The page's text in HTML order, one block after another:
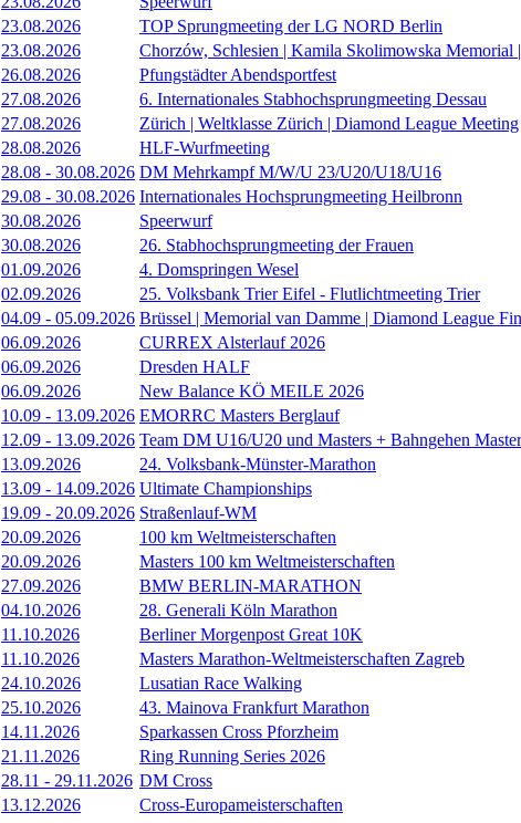
23.08.2026
TOP Sprungmeeting der LG NORD Berlin
23.08.2026
Chorzów, Schlesien | Kamila Skolimowska Memorial
26.08.2026
Pfungstädter Abendsportfest
27.08.2026
6. Internationales Stabhochsprungmeeting Dessau
27.08.2026
Zürich | Weltklasse Zürich | Diamond League Meeting
28.08.2026
HLF-Wurfmeeting
28.08 - 30.08.2026 DM Mehrkampf M/W/U 23/U20/U18/U16
29.08 - 30.08.2026 Internationales Hochsprungmeeting Heilbronn
30.08.2026
Speerwurf
30.08.2026
26. Stabhochsprungmeeting der Frauen
01.09.2026
4. Domspringen Wesel
02.09.2026
25. Volksbank Trier Eifel - Flutlichtmeeting Trier
04.09 - 05.09.2026 Brüssel | Memorial van Damme | Diamond League
06.09.2026
CURREX Alsterlauf 2026
06.09.2026
Dresden HALF
06.09.2026
New Balance KÖ MEILE 2026
10.09 - 13.09.2026 EMORRC Masters Berglauf
12.09 - 13.09.2026 Team DM U16/U20 und Masters + Bahngehen
13.09.2026
24. Volksbank-Münster-Marathon
13.09 - 14.09.2026 Ultimate Championships
19.09 - 20.09.2026 Straßenlauf-WM
20.09.2026
100 km Weltmeisterschaften
20.09.2026
Masters 100 km Weltmeisterschaften
27.09.2026
BMW BERLIN-MARATHON
04.10.2026
28. Generali Köln Marathon
11.10.2026
Berliner Morgenpost Great 10K
11.10.2026
Masters Marathon-Weltmeisterschaften Zagreb
24.10.2026
Lusatian Race Walking
25.10.2026
43. Mainova Frankfurt Marathon
14.11.2026
Sparkassen Cross Pforzheim
21.11.2026
Ring Running Series 2026
28.11 - 29.11.2026 DM Cross
13.12.2026
Cross-Europameisterschaften